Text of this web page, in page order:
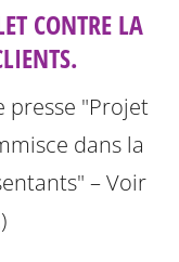
CONTRE LA
presse "Projet
dans la
– Voir